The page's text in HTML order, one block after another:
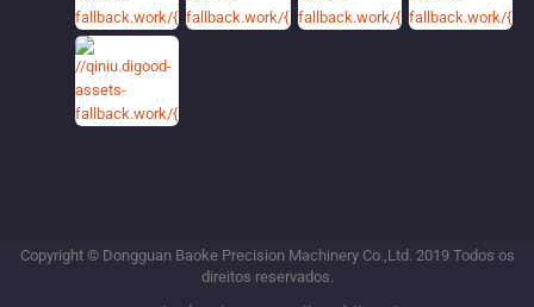
Copyright © Dongguan Baoke Precision Machinery Co.,Ltd. 2019 Todos os
direitos reservados.